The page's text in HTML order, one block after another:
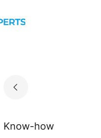
Know-how